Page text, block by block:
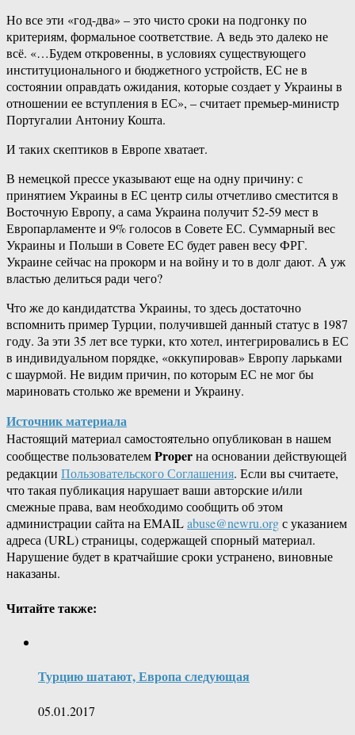
Но все эти «год-два» – это чисто сроки на подгонку по
критериям, формальное соответствие. А ведь это далеко не
всё. «…Будем откровенны, в условиях существующего
институционального и бюджетного устройств, ЕС не в
состоянии оправдать ожидания, которые создает у Украины в
отношении ее вступления в ЕС», – считает премьер-министр
Португалии Антониу Кошта.
И таких скептиков в Европе хватает.
В немецкой прессе указывают еще на одну причину: с
принятием Украины в ЕС центр силы отчетливо сместится в
Восточную Европу, а сама Украина получит 52-59 мест в
Европарламенте и 9% голосов в Совете ЕС. Суммарный вес
Украины и Польши в Совете ЕС будет равен весу ФРГ.
Украине сейчас на прокорм и на войну и то в долг дают. А уж
властью делиться ради чего?
Что же до кандидатства Украины, то здесь достаточно
вспомнить пример Турции, получившей данный статус в 1987
году. За эти 35 лет все турки, кто хотел, интегрировались в ЕС
в индивидуальном порядке, «оккупировав» Европу ларьками
с шаурмой. Не видим причин, по которым ЕС не мог бы
мариновать столько же времени и Украину.
Источник материала
Настоящий материал самостоятельно опубликован в нашем
сообществе пользователемProperна основании действующей
редакции Пользовательского Соглашения. Если вы считаете,
что такая публикация нарушает ваши авторские и/или
смежные права, вам необходимо сообщить об этом
администрации сайта на EMAILabuse@newru.orgс указанием
адреса (URL) страницы, содержащей спорный материал.
Нарушение будет в кратчайшие сроки устранено, виновные
наказаны.
Читайте также:
Турцию шатают, Европа следующая
05.01.2017